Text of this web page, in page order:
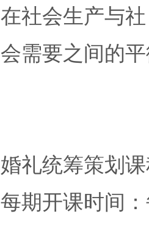
在社会生产与社
会需要之间的
婚礼统筹策划
每期开课时间